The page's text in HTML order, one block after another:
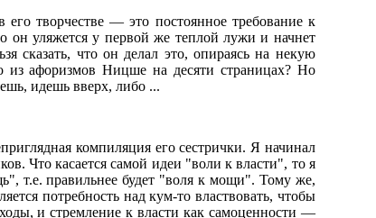
творчестве — это постоянное требование к
он уляжется у первой же теплой лужи и начнет
сказать, что он делал это, опираясь на некую
из афоризмов Ницше на десяти страницах? Но
идешь вверх, либо ...
компиляция его сестрички. Я начинал
Что касается самой идеи "воли к власти", то я
т.е. правильнее будет "воля к мощи". Тому же,
потребность над кум-то властвовать, чтобы
и стремление к власти как самоценности —